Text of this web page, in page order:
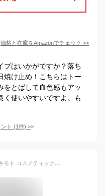
価格と在庫をAmazonでチェック >>
プはいかがですか？落ち
焼け止め！こちらはトー
をとばして血色感もアッ
く使いやすいですよ。も
ト (1件) >
【リニューアル 国内正規品】ミキモト コスメティックス UVプロテクター SPF50+ PA++++ 50ml MIKIMOTO 日焼け止め 乳液 全身 無香料 無着色 超純水使用 真珠由来成分配合 スキンケア 日焼け止め 日やけ止め UVケア 1/2/3本 送料無料